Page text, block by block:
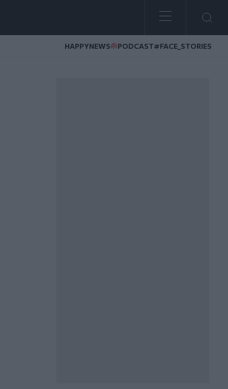
HAPPYNEWS PODCAST#FACE_STORIES